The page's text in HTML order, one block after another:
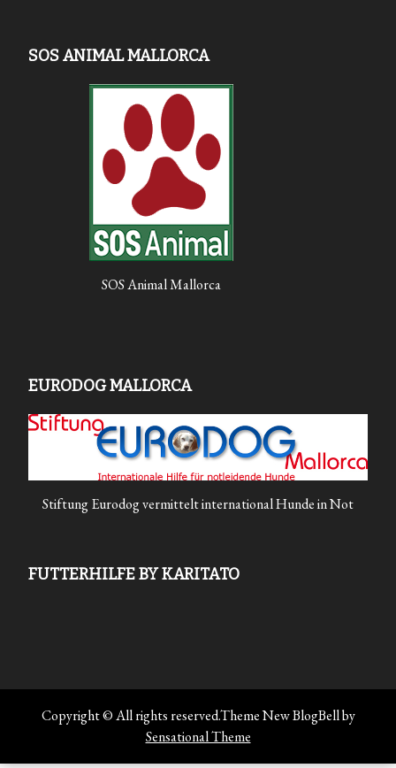
SOS ANIMAL MALLORCA
SOS Animal Mallorca
EURODOG MALLORCA
Stiftung Eurodog vermittelt international Hunde in Not
FUTTERHILFE BY KARITATO
Copyright © All rights reserved.Theme New BlogBell by
Sensational Theme